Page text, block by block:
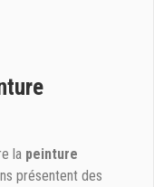
la peinture
présentent des